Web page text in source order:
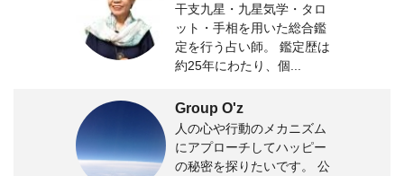
干支九星・九星気学・タロ
ット・手相を用いた総合鑑
定を行う占い師。 鑑定歴は
約25年にわたり、個...
Group O'z
人の心や行動のメカニズム
にアプローチしてハッピー
の秘密を探りたいです。 公